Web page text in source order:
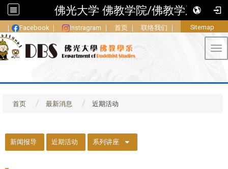
佛光大学 佛教学院/佛教学系
｜ Facebook ｜ Instragram ｜ 首页 ｜ 联络我们 ｜ Sitemap
首页 最新消息 近期活动
新闻报导 近期活动 系列讲座